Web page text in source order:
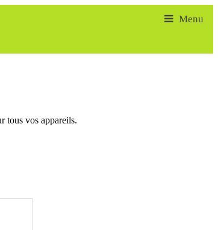
tous vos appareils.